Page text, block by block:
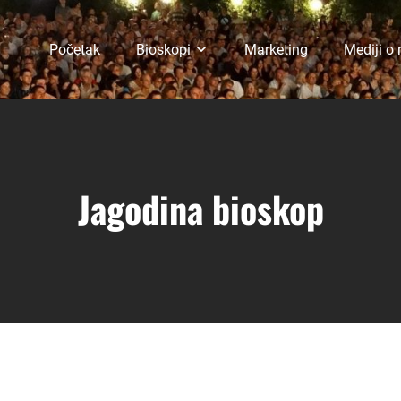
Početak Bioskopi Marketing Mediji o
Jagodina bioskop